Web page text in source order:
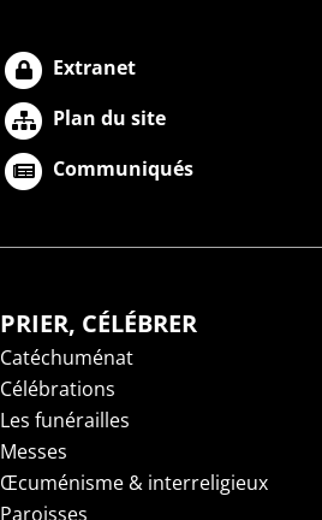
Extranet
Plan du site
Communiqués
PRIER, CÉLÉBRER
Catéchuménat
Célébrations
Les funérailles
Messes
Œcuménisme & interreligieux
Paroisses